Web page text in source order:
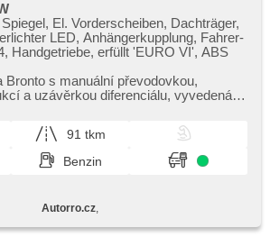
El. Vorderscheiben, Dachträger,
LED, Anhängerkupplung, Fahrer-
Handgetriebe, erfüllt 'EURO VI', ABS
Bronto s manuální převodovkou,​
a uzávěrkou diferenciálu,​ vyvedená v
91 tkm
Benzin
Autorro.cz